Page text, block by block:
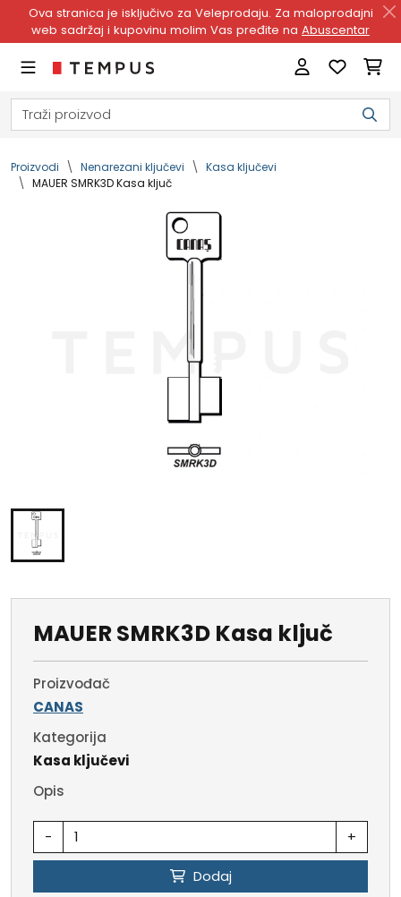
Ova stranica je isključivo za Veleprodaju. Za maloprodajni
web sadržaj i kupovinu molim Vas pređite na Abuscentar
Proizvodi Nenarezani ključevi
Kasa ključevi
MAUER SMRK3D Kasa ključ
MAUER SMRK3D Kasa ključ
Proizvođač
CANAS
Kategorija
Kasa ključevi
Opis
- +
Dodaj